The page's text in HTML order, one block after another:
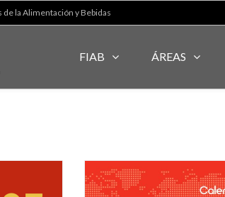
la Alimentación y Bebidas
FIAB ÁREAS